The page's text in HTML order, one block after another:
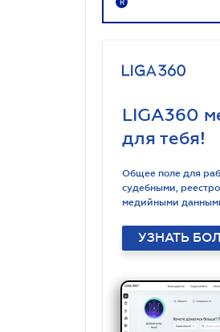
R
LIGA360
для тебя!
Общее поле для
судебными,
медийными
УЗНАТЬ